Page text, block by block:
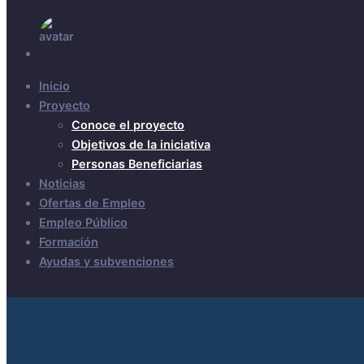
Inicio
Proyecto
Conoce el proyecto
Objetivos de la iniciativa
Personas Beneficiarias
Noticias
Ofertas de Empleo
Empleo Público
Formación
Ayudas y subvenciones